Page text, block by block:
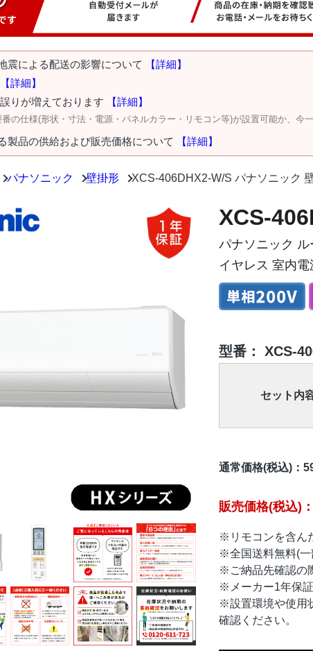
震による配送の影響について
【詳細】
【詳細】
りが増えております 【詳細】
の仕様(形状・寸法・電源・パネルカラー・リモコン等)が設置可能か、今
製品の供給および販売価格について 【詳細】
パナソニック 壁掛形 XCS-406DHX2-W/S パナソニック
XCS-
パナソニック
イヤレス 室内
型番： XCS-
セット内
通常価格(税込)：
販売価格(税込)：
※リモコンを含ん
※全国送料無料(一
※ご納品先確認の
※メーカー1年保
※設置環境や使用
確認ください。